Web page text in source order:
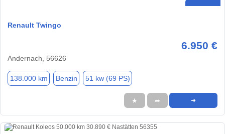
Renault Twingo
6.950 €
Andernach, 56626
138.000 km Benzin 51 kw (69 PS)
★ ➦ ➜